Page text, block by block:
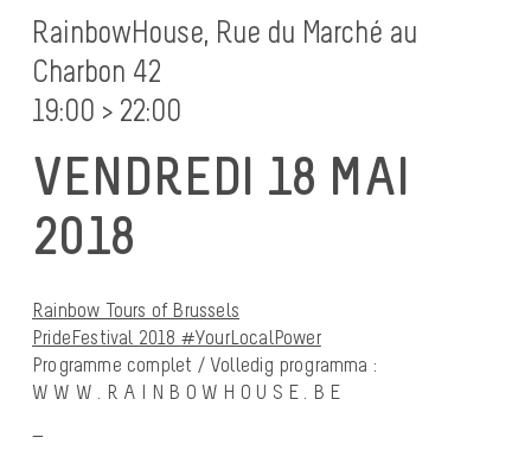
RainbowHouse, Rue du Marché au
Charbon 42
19:00 > 22:00
VENDREDI 18 MAI
2018
Rainbow Tours of Brussels
PrideFestival 2018 #YourLocalPower
Programme complet / Volledig programma :
W W W . R A I N B O W H O U S E . B E
—